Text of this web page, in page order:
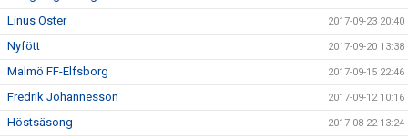
Linus Öster 2017-09-23 20:40
Nyfött 2017-09-20 13:38
Malmö FF-Elfsborg 2017-09-15 22:46
Fredrik Johannesson 2017-09-12 10:16
Höstsäsong 2017-08-22 13:24